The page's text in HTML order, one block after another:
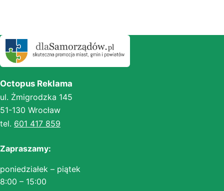
Octopus Reklama
ul. Żmigrodzka 145
51-130 Wrocław
tel. 601 417 859
Zapraszamy:
poniedziałek – piątek
8:00 – 15:00